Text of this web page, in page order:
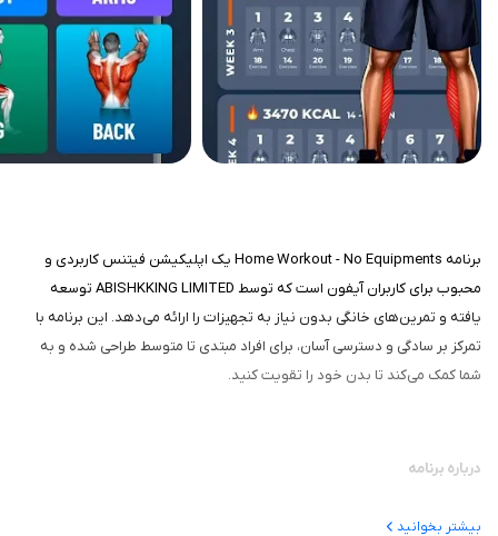
برنامه Home Workout - No Equipments یک اپلیکیشن فیتنس کاربردی و
محبوب برای کاربران آیفون است که توسط ABISHKKING LIMITED توسعه
یافته و تمرین‌های خانگی بدون نیاز به تجهیزات را ارائه می‌دهد. این برنامه با
تمرکز بر سادگی و دسترسی آسان، برای افراد مبتدی تا متوسط طراحی شده و به
شما کمک می‌کند تا بدن خود را تقویت کنید.
درباره برنامه
بیشتر بخوانید